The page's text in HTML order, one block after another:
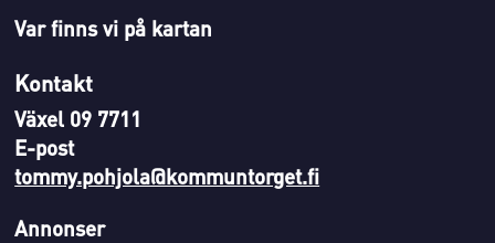
Var finns vi på kartan
Kontakt
Växel 09 7711
E-post
tommy.pohjola@kommuntorget.fi
Annonser